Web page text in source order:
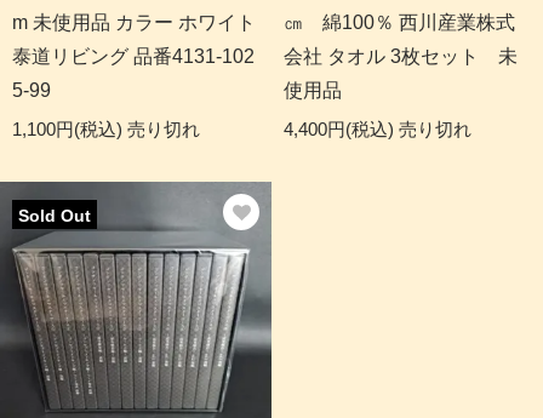
m 未使用品 カラー ホワイト
泰道リビング 品番4131-102
5-99
1,100円(税込) 売り切れ
㎝ 綿100％ 西川産業株式
会社 タオル 3枚セット 未
使用品
4,400円(税込) 売り切れ
Sold Out